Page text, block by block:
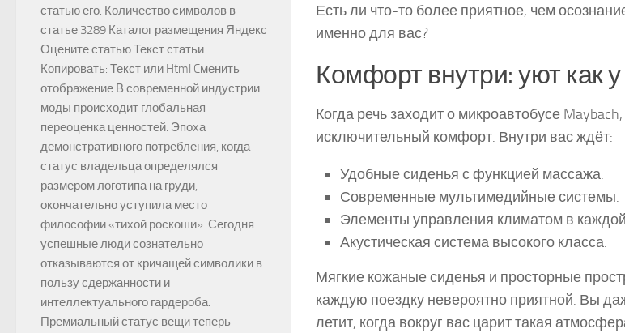
Есть ли что-то более приятное, чем
именно для вас?
Комфорт внутри: уют как
Когда речь заходит о микроавтобусе
исключительный комфорт. Внутри вас ждёт:
Удобные сиденья с функцией массажа.
Современные мультимедийные системы.
Элементы управления климатом в
Акустическая система высокого класса.
Мягкие кожаные сиденья и просторные
каждую поездку невероятно приятной. Вы
летит, когда вокруг вас царит такая
статью его. Количество символов в
статье 3289 Каталог размещения Яндекс
Оцените статью Текст статьи:
Копировать: Текст или Html Cменить
отображение В современной индустрии
моды происходит глобальная
переоценка ценностей. Эпоха
демонстративного потребления, когда
статус владельца определялся
размером логотипа на груди,
окончательно уступила место
философии «тихой роскоши». Сегодня
успешные люди сознательно
отказываются от кричащей символики в
пользу сдержанности и
интеллектуального гардероба.
Премиальный статус вещи теперь